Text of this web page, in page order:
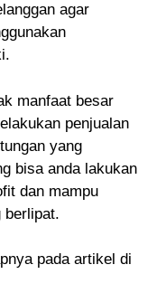
agar
manfaat besar
penjualan
yang
bisa anda lakukan
dan mampu
berlipat.
pada artikel di